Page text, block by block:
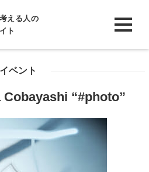
える人の
ト
イベント
Cobayashi “#photo”